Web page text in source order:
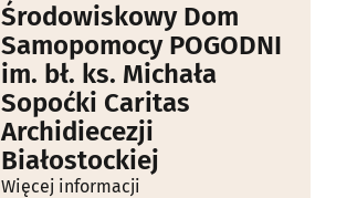
Środowiskowy Dom
Samopomocy POGODNI
im. bł. ks. Michała
Sopoćki Caritas
Archidiecezji
Białostockiej
Więcej informacji